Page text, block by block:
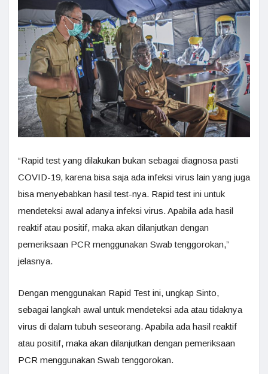
“Rapid test yang dilakukan bukan sebagai diagnosa pasti
COVID-19, karena bisa saja ada infeksi virus lain yang juga
bisa menyebabkan hasil test-nya. Rapid test ini untuk
mendeteksi awal adanya infeksi virus. Apabila ada hasil
reaktif atau positif, maka akan dilanjutkan dengan
pemeriksaan PCR menggunakan Swab tenggorokan,”
jelasnya.
Dengan menggunakan Rapid Test ini, ungkap Sinto,
sebagai langkah awal untuk mendeteksi ada atau tidaknya
virus di dalam tubuh seseorang. Apabila ada hasil reaktif
atau positif, maka akan dilanjutkan dengan pemeriksaan
PCR menggunakan Swab tenggorokan.